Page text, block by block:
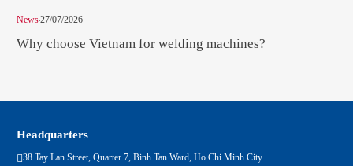
News27/07/2026
Why choose Vietnam for welding machines?
Headquarters
38 Tay Lan Street, Quarter 7, Binh Tan Ward, Ho Chi Minh City